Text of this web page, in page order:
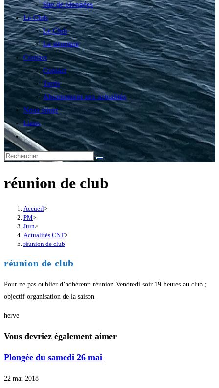
Site de plongées
Le Club
Le Club
La structure
Contact
Contact
Tarifs
Abonnement aux actualités
Nous situer
Liens
Toggle
website
search
réunion de club
Accueil>
PM>
Juin>
Actualités CNT>
réunion de club
réunion de club
Pour ne pas oublier d’adhérent: réunion Vendredi soir 19 heures au club ;
objectif organisation de la saison
herve
Vous devriez également aimer
Plongée du samedi 26 mai
22 mai 2018